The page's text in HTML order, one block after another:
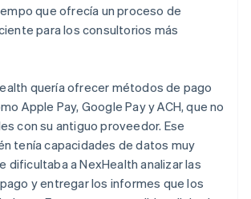
que ofrecía un proceso de
para los consultorios más
quería ofrecer métodos de pago
Apple Pay, Google Pay y ACH, que no
con su antiguo proveedor. Ese
tenía capacidades de datos muy
dificultaba a NexHealth analizar las
y entregar los informes que los